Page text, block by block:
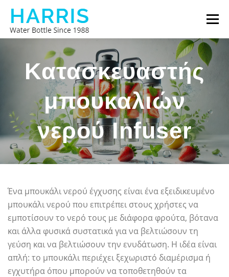
Προχωρήστε
στο
περιεχόμενο
Μενού
ΜΠΟΥΚΆΛΙ ΝΕΡΟΎ HARRIS ΣΧΕΤΙΚΆ ΜΕ ΕΜΆΣ
ΕΠΙΚΟΙΝΩΝΉΣΤΕ ΜΑΖΊ ΜΑΣ
Κατασκευαστής
μπουκαλιών
νερού Infuser
Ένα μπουκάλι νερού έγχυσης είναι ένα εξειδικευμένο
μπουκάλι νερού που επιτρέπει στους χρήστες να
εμποτίσουν το νερό τους με διάφορα φρούτα, βότανα
και άλλα φυσικά συστατικά για να βελτιώσουν τη
γεύση και να βελτιώσουν την ενυδάτωση. Η ιδέα είναι
απλή: το μπουκάλι περιέχει ξεχωριστό διαμέρισμα ή
εγχυτήρα όπου μπορούν να τοποθετηθούν τα